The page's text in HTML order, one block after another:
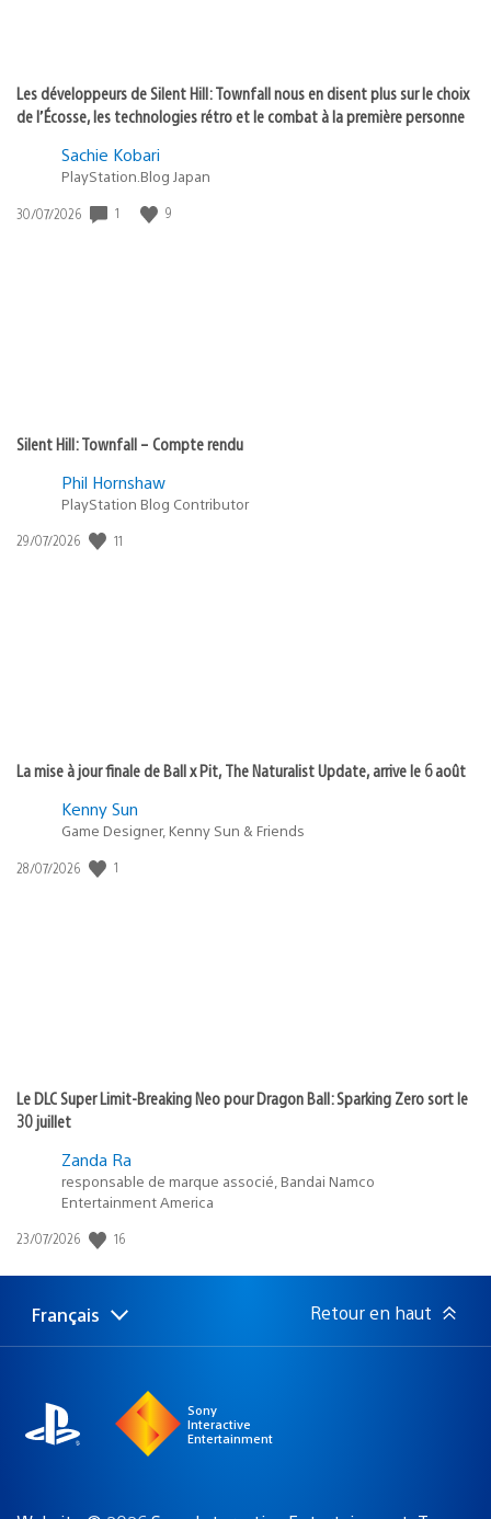
Les développeurs de Silent Hill: Townfall nous en disent plus sur le choix
de l’Écosse, les technologies rétro et le combat à la première personne
Sachie Kobari
PlayStation.Blog Japan
Date
30/07/2026 1 9
Silent Hill: Townfall – Compte rendu
Phil Hornshaw
PlayStation Blog Contributor
Date
29/07/2026 11
La mise à jour finale de Ball x Pit, The Naturalist Update, arrive le 6 août
Kenny Sun
Game Designer, Kenny Sun & Friends
Date
28/07/2026 1
Le DLC Super Limit-Breaking Neo pour Dragon Ball: Sparking Zero sort le
30 juillet
Zanda Ra
responsable de marque associé, Bandai Namco
Entertainment America
Date
publication
23/07/2026 16
Choisir
une
Région
actuelle
Français Retour en haut
Sony
Interactive
Entertainment